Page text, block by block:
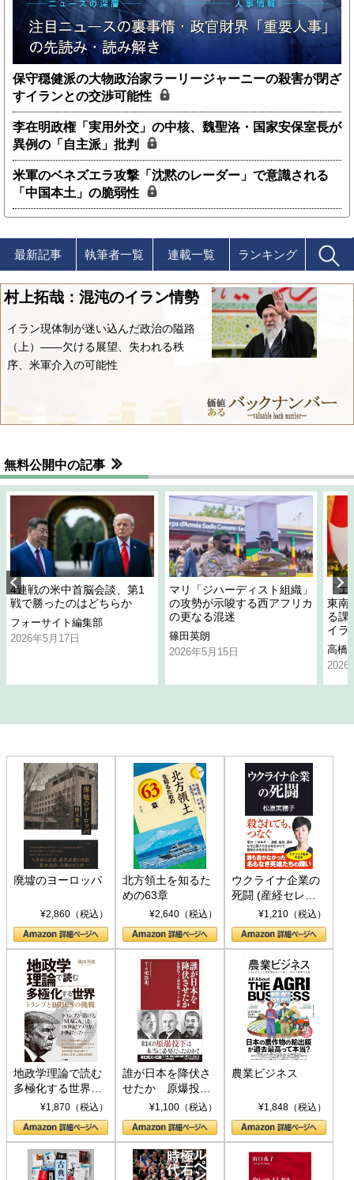
保守穏健派の大物政治家ラーリージャーニーの殺害が閉ざ
すイランとの交渉可能性
李在明政権「実用外交」の中核、魏聖洛・国家安保室長が
異例の「自主派」批判
米軍のベネズエラ攻撃「沈黙のレーダー」で意識される
「中国本土」の脆弱性
最新記事 執筆者一覧 連載一覧 ランキング
村上拓哉：混沌のイラン情勢
イラン現体制が迷い込んだ政治の隘路
（上）――欠ける展望、失われる秩
序、米軍介入の可能性
無料公開中の記事
4連戦の米中首脳会談、第1
戦で勝ったのはどちらか
フォーサイト編集部
2026年5月17日
マリ「ジハーディスト組織」
の攻勢が示唆する西アフリカ
の更なる混迷
篠田英朗
2026年5月15日
「
東南
る課
イラ
高橋
2026
廃墟のヨーロッパ
¥2,860（税込）
北方領土を知るた
めの63章
¥2,640（税込）
ウクライナ企業の
死闘 (産経セレク
ト S 039)¥1,210（税込）
地政学理論で読む
多極化する世界：
トランプとBRICS
の挑戦
¥1,870（税込）
誰が日本を降伏さ
せたか 原爆投
下、ソ連参戦、そ
して聖断 (PHP新
書)
¥1,100（税込）
農業ビジネス
¥1,848（税込）